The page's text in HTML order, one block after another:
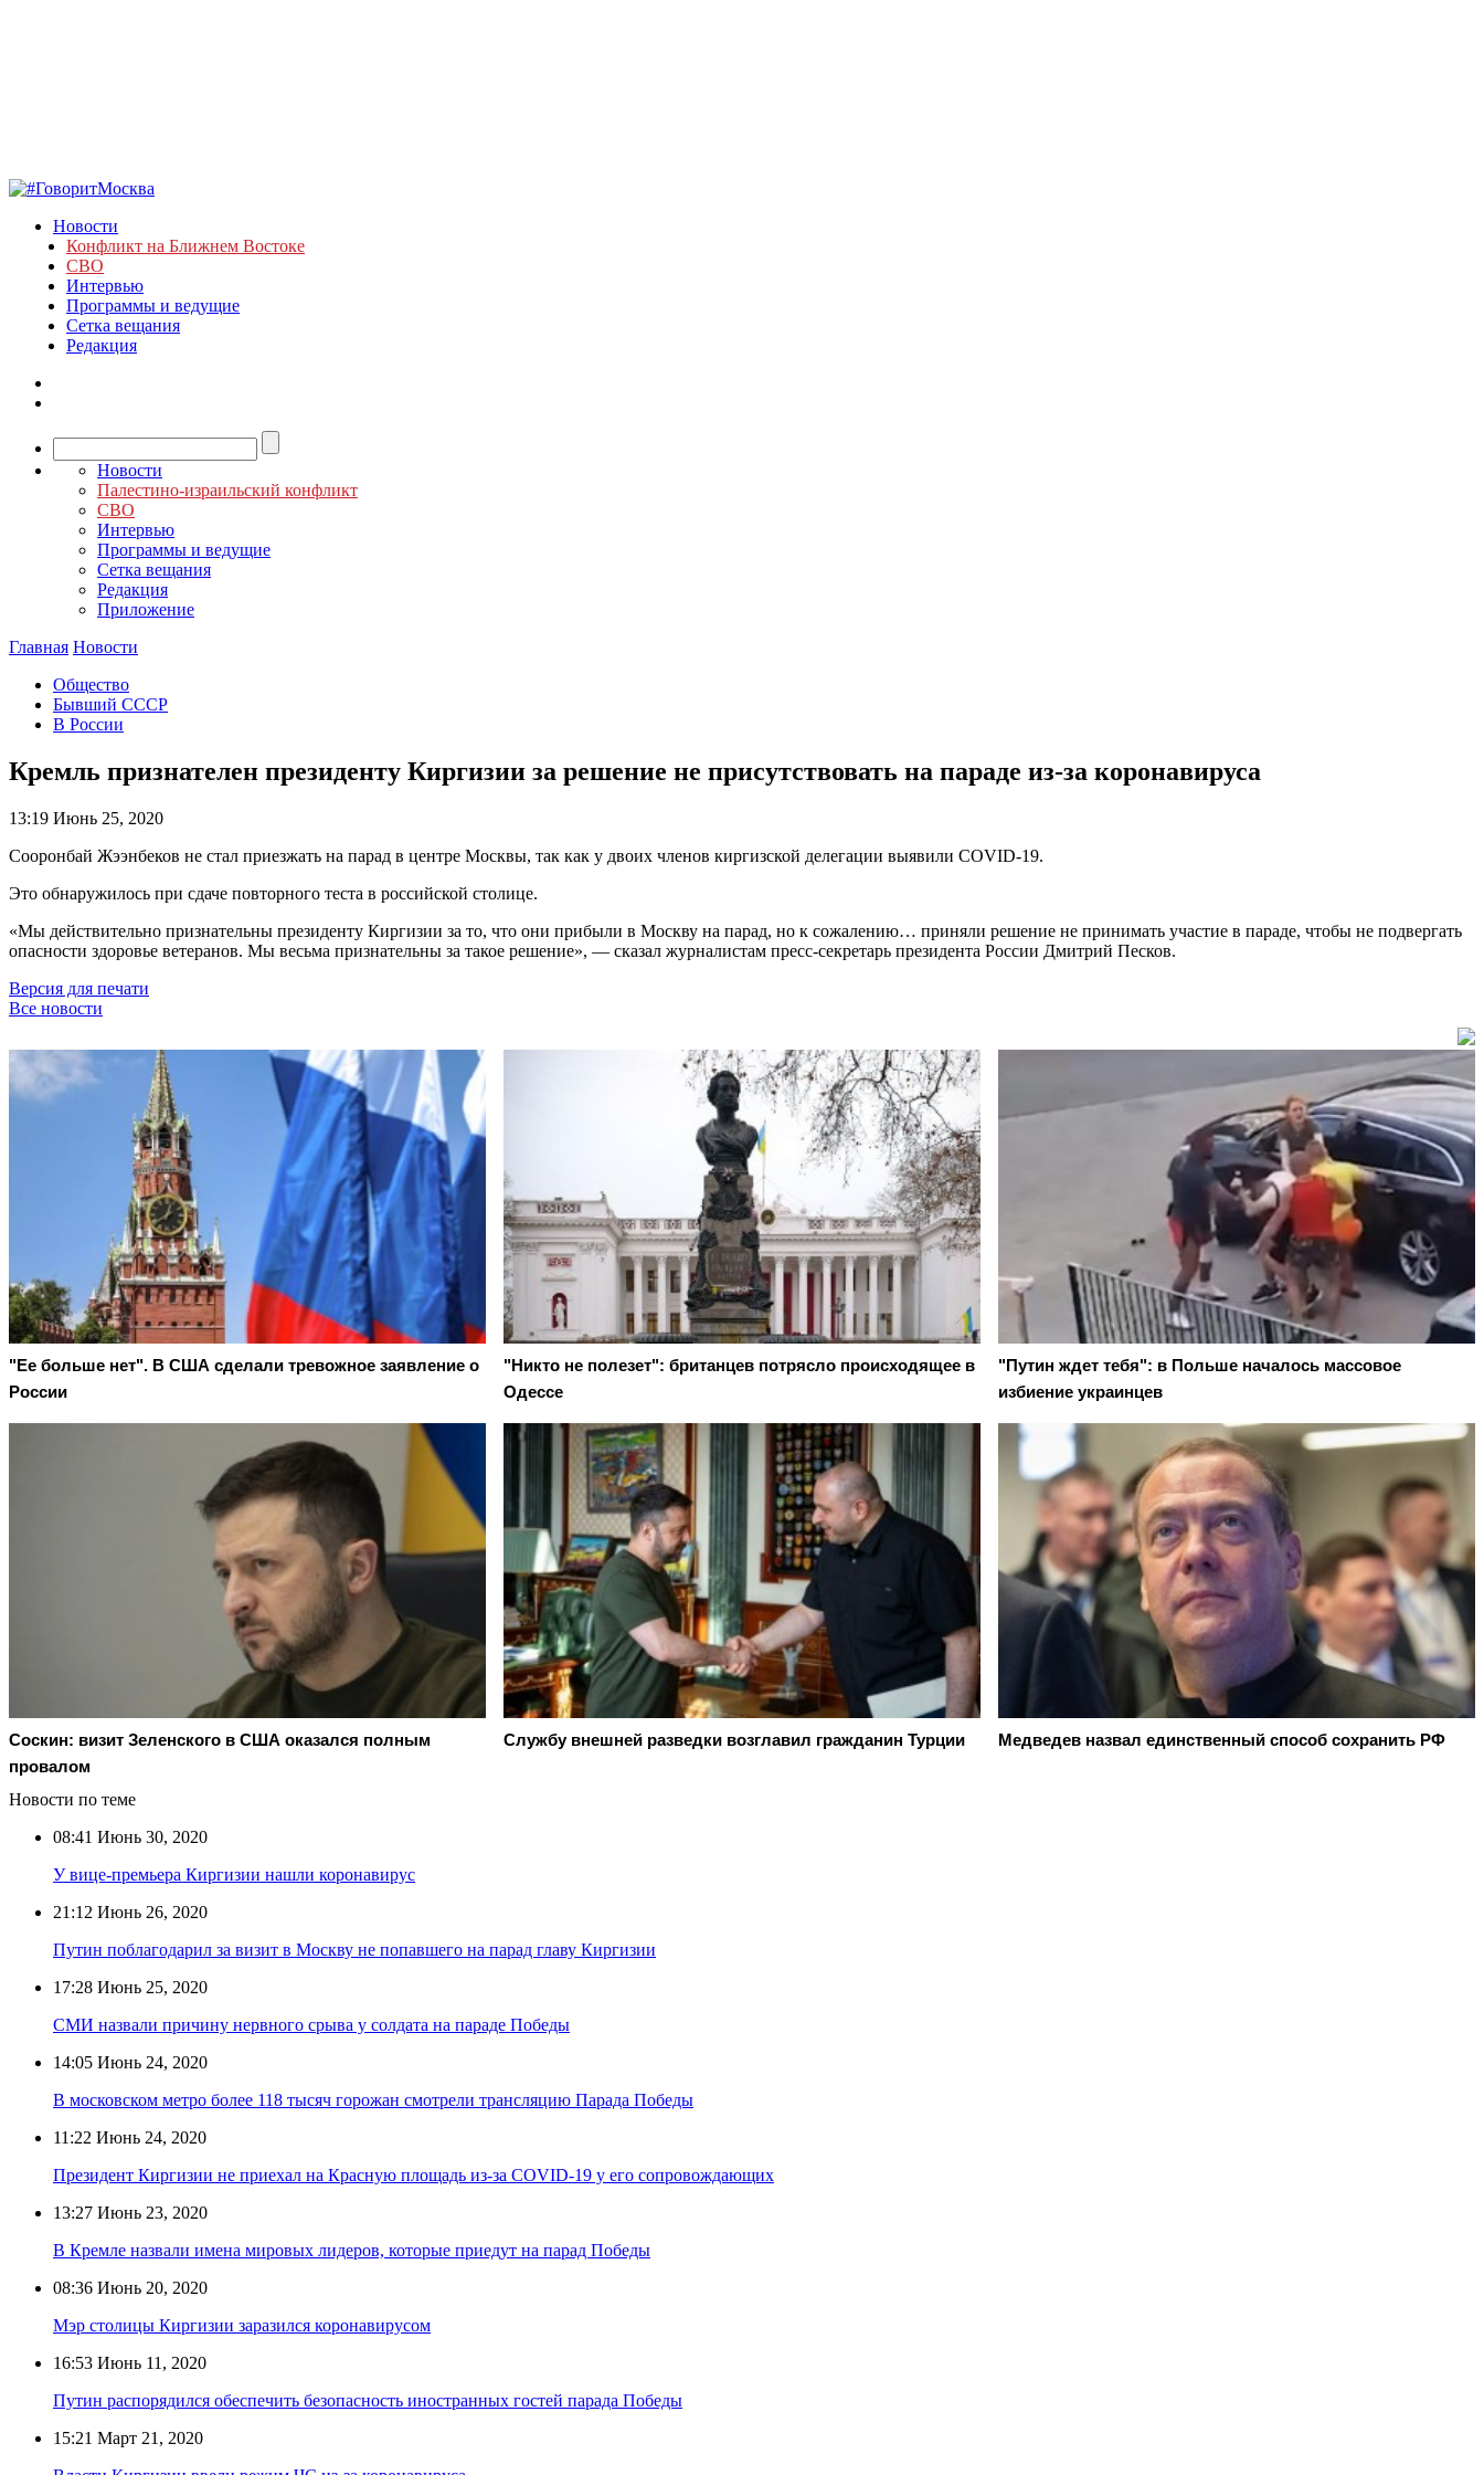
Новости
Конфликт на Ближнем Востоке
СВО
Интервью
Программы и ведущие
Сетка вещания
Редакция
Новости
Палестино-израильский конфликт
СВО
Интервью
Программы и ведущие
Сетка вещания
Редакция
Приложение
Главная Новости
Общество
Бывший СССР
В России
Кремль признателен президенту Киргизии за решение не присутствовать на параде из-за коронавируса
13:19 Июнь 25, 2020
Сооронбай Жээнбеков не стал приезжать на парад в центре Москвы, так как у двоих членов киргизской делегации выявили COVID-19.
Это обнаружилось при сдаче повторного теста в российской столице.
«Мы действительно признательны президенту Киргизии за то, что они прибыли в Москву на парад, но к сожалению… приняли решение не принимать участие в параде, чтобы не подвергать
опасности здоровье ветеранов. Мы весьма признательны за такое решение», — сказал журналистам пресс-секретарь президента России Дмитрий Песков.
Версия для печати
Все новости
"Ее больше нет". В США сделали тревожное заявление о
России
"Никто не полезет": британцев потрясло происходящее в
Одессе
"Путин ждет тебя": в Польше началось массовое
избиение украинцев
Соскин: визит Зеленского в США оказался полным
провалом
Службу внешней разведки возглавил гражданин Турции Медведев назвал единственный способ сохранить РФ
Новости по теме
08:41 Июнь 30, 2020
У вице-премьера Киргизии нашли коронавирус
21:12 Июнь 26, 2020
Путин поблагодарил за визит в Москву не попавшего на парад главу Киргизии
17:28 Июнь 25, 2020
СМИ назвали причину нервного срыва у солдата на параде Победы
14:05 Июнь 24, 2020
В московском метро более 118 тысяч горожан смотрели трансляцию Парада Победы
11:22 Июнь 24, 2020
Президент Киргизии не приехал на Красную площадь из-за COVID-19 у его сопровождающих
13:27 Июнь 23, 2020
В Кремле назвали имена мировых лидеров, которые приедут на парад Победы
08:36 Июнь 20, 2020
Мэр столицы Киргизии заразился коронавирусом
16:53 Июнь 11, 2020
Путин распорядился обеспечить безопасность иностранных гостей парада Победы
15:21 Март 21, 2020